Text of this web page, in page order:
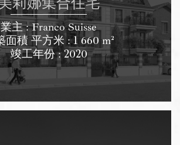
業主 : Franco Suisse
面積 平方米 : 1 660 m²
竣工年份 : 2020